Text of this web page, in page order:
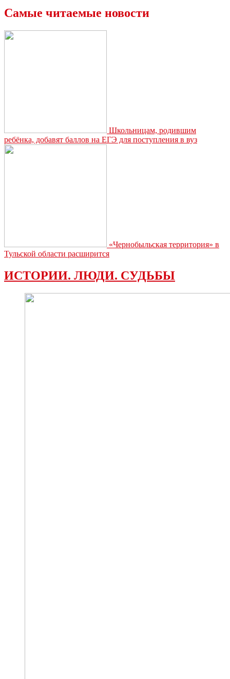
провели
сборы
Самые читаемые новости
Школьницам, родившим
ребёнка, добавят баллов на ЕГЭ для поступления в вуз
«Чернобыльская территория» в
Тульской области расширится
ИСТОРИИ. ЛЮДИ. СУДЬБЫ